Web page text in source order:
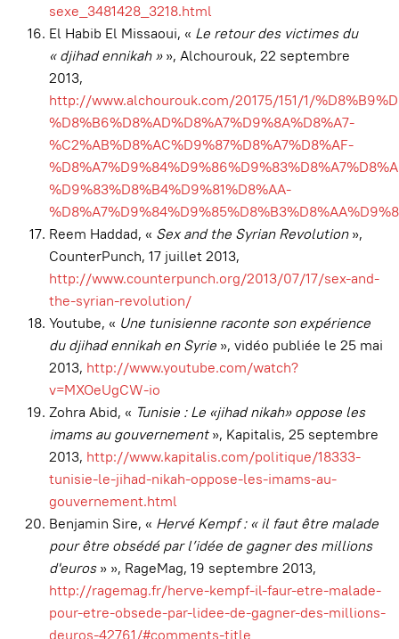
sexe_3481428_3218.html
El Habib El Missaoui, « Le retour des victimes du
« djihad ennikah »», Alchourouk, 22 septembre
2013,
http://www.alchourouk.com/20175/151/1/
%D8%B6%D8%AD%D8%A7%D9%8A%D8%A7-
%C2%AB%D8%AC%D9%87%D8%A7%D8%AF-
%D9%83%D8%B4%D9%81%D8%AA-
Reem Haddad, « Sex and the Syrian Revolution»,
CounterPunch, 17 juillet 2013,
http://www.counterpunch.org/2013/07/17/sex-and-
the-syrian-revolution/
Youtube, « Une tunisienne raconte son expérience
du djihad ennikah en Syrie », vidéo publiée le 25 mai
2013, http://www.youtube.com/watch?
v=MXOeUgCW-io
Zohra Abid, « Tunisie : Le «jihad nikah» oppose les
imams au gouvernement», Kapitalis, 25 septembre
2013, http://www.kapitalis.com/politique/18333-
tunisie-le-jihad-nikah-oppose-les-imams-au-
gouvernement.html
Benjamin Sire, « Hervé Kempf : « il faut être malade
pour être obsédé par l’idée de gagner des millions
d'euros» », RageMag, 19 septembre 2013,
http://ragemag.fr/herve-kempf-il-faur-etre-malade-
pour-etre-obsede-par-lidee-de-gagner-des-millions-
deuros-42761/#comments-title